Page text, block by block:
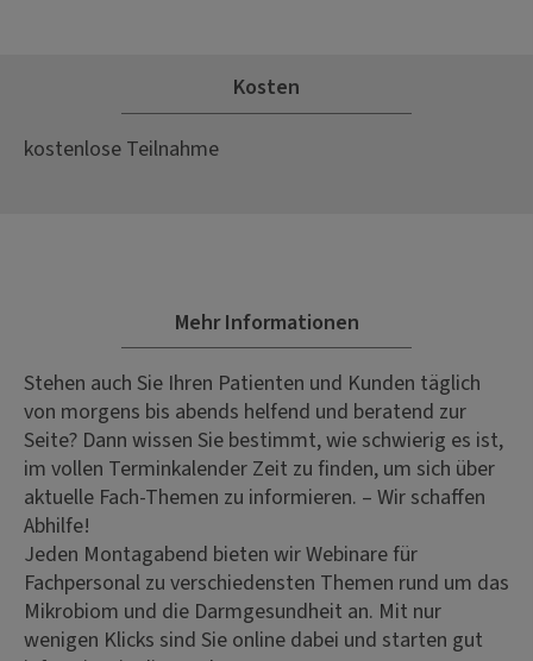
Kosten
kostenlose Teilnahme
Mehr Informationen
Stehen auch Sie Ihren Patienten und Kunden täglich
von morgens bis abends helfend und beratend zur
Seite? Dann wissen Sie bestimmt, wie schwierig es ist,
im vollen Terminkalender Zeit zu finden, um sich über
aktuelle Fach-Themen zu informieren. – Wir schaffen
Abhilfe!
Jeden Montagabend bieten wir Webinare für
Fachpersonal zu verschiedensten Themen rund um das
Mikrobiom und die Darmgesundheit an. Mit nur
wenigen Klicks sind Sie online dabei und starten gut